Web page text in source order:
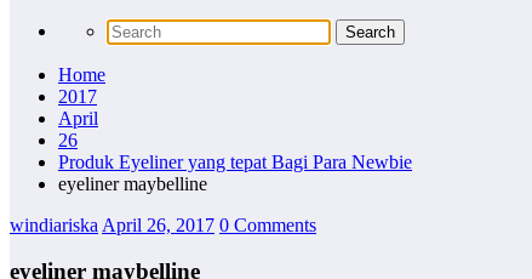
Home
2017
April
26
Produk Eyeliner yang tepat Bagi Para Newbie
eyeliner maybelline
windiariska April 26, 2017 0 Comments
eyeliner maybelline